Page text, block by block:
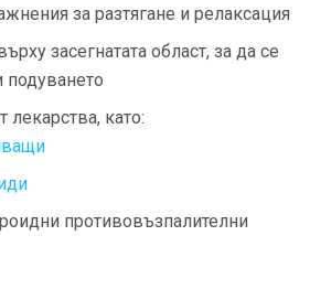
за разтягане и релаксация
засегнатата област, за да се
подуването
лекарства, като:
противовъзпалителни